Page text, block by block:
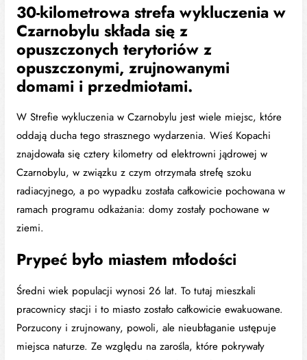
30-kilometrowa strefa wykluczenia w
Czarnobylu składa się z
opuszczonych terytoriów z
opuszczonymi, zrujnowanymi
domami i przedmiotami.
W Strefie wykluczenia w Czarnobylu jest wiele miejsc, które
oddają ducha tego strasznego wydarzenia. Wieś Kopachi
znajdowała się cztery kilometry od elektrowni jądrowej w
Czarnobylu, w związku z czym otrzymała strefę szoku
radiacyjnego, a po wypadku została całkowicie pochowana w
ramach programu odkażania: domy zostały pochowane w
ziemi.
Prypeć było miastem młodości
Średni wiek populacji wynosi 26 lat. To tutaj mieszkali
pracownicy stacji i to miasto zostało całkowicie ewakuowane.
Porzucony i zrujnowany, powoli, ale nieubłaganie ustępuje
miejsca naturze. Ze względu na zarośla, które pokrywały